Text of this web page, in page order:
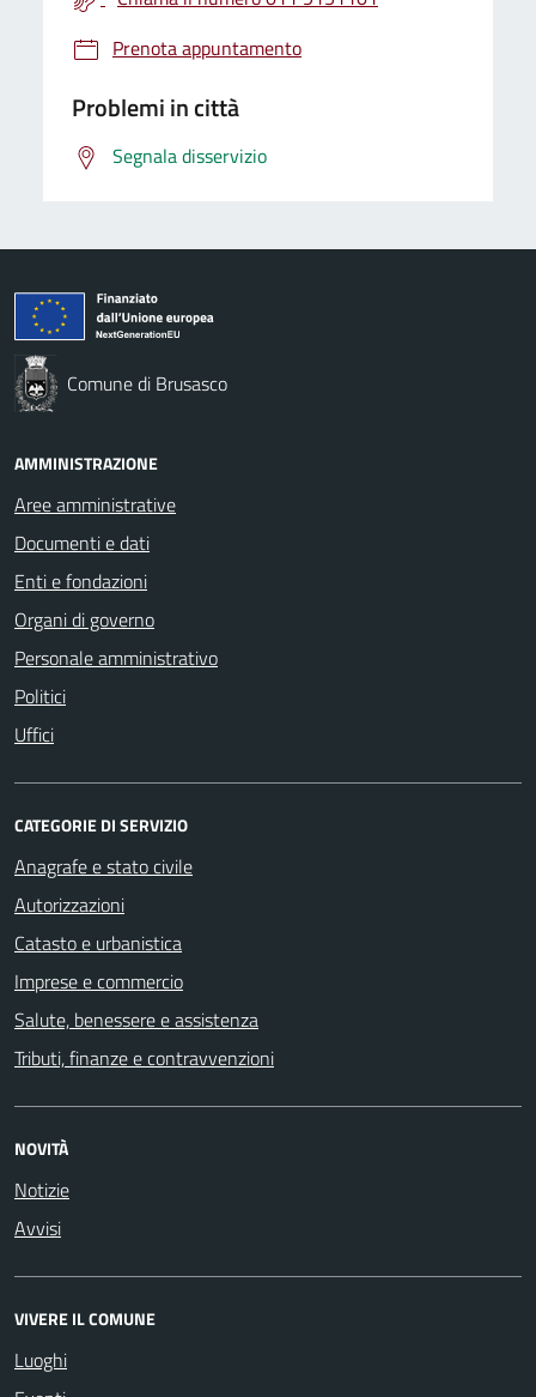
Prenota appuntamento
Problemi in città
Segnala disservizio
Comune di Brusasco
AMMINISTRAZIONE
Aree amministrative
Documenti e dati
Enti e fondazioni
Organi di governo
Personale amministrativo
Politici
Uffici
CATEGORIE DI SERVIZIO
Anagrafe e stato civile
Autorizzazioni
Catasto e urbanistica
Imprese e commercio
Salute, benessere e assistenza
Tributi, finanze e contravvenzioni
NOVITÀ
Notizie
Avvisi
VIVERE IL COMUNE
Luoghi